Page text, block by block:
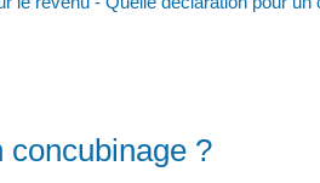
concubinage ?